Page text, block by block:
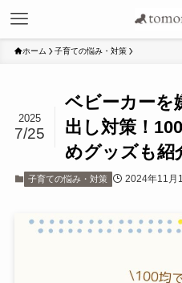
ホーム 子育ての悩み・対策
ベビーカーを
出し対策！
めグッズも紹
2025
7/25
子育ての悩み・対策 2024年11月